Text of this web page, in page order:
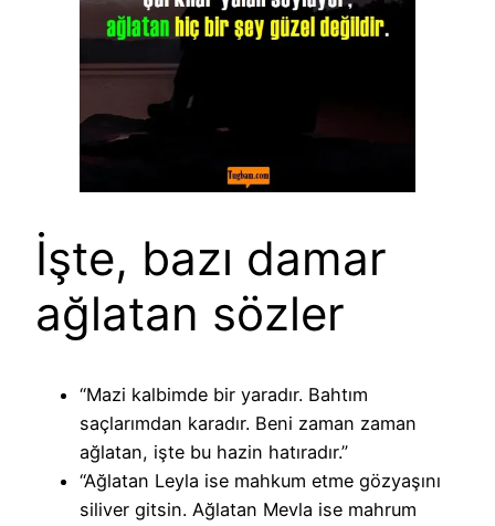
İşte, bazı damar
ağlatan sözler
“Mazi kalbimde bir yaradır. Bahtım
saçlarımdan karadır. Beni zaman zaman
ağlatan, işte bu hazin hatıradır.”
“Ağlatan Leyla ise mahkum etme gözyaşını
siliver gitsin. Ağlatan Mevla ise mahrum